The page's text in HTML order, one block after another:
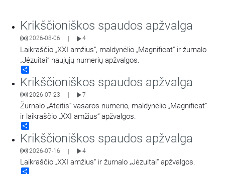
Krikščioniškos spaudos apžvalga
2026-08-06 4
Laikraščio „XXI amžius“, maldynėlio „Magnificat“ ir žurnalo
„Jėzuitai“ naujųjų numerių apžvalgos.
Krikščioniškos spaudos apžvalga
2026-07-23 7
Žurnalo „Ateitis“ vasaros numerio, maldynėlio „Magnificat“
ir laikraščio „XXI amžius“ apžvalgos.
Krikščioniškos spaudos apžvalga
2026-07-16 | 4
Laikraščio „XXI amžius“ ir žurnalo „Jėzuitai“ apžvalgos.